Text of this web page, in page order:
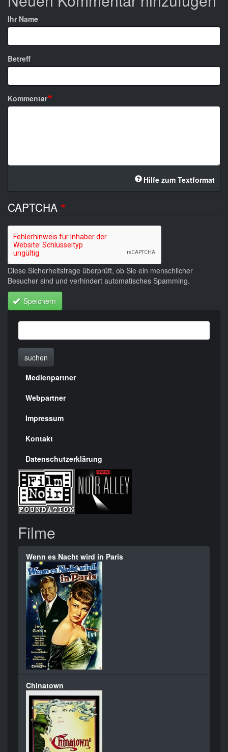
Ihr Name
Betreff
Kommentar
Hilfe zum Textformat
CAPTCHA
Diese Sicherheitsfrage überprüft, ob Sie ein menschlicher
Besucher sind und verhindert automatisches Spamming.
Speichern
suchen
Menülinks
rechte
Seite
Medienpartner
Webpartner
Impressum
Kontakt
Datenschutzerklärung
Filme
Wenn es Nacht wird in Paris
Chinatown